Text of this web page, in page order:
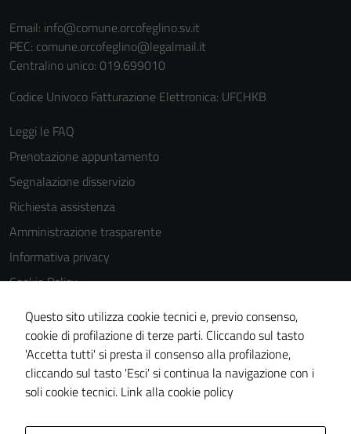
Email: info@comune.orcofeglino.sv.it
PEC: comune.orcofeglino@legalmail.it
Centralino unico: 019.699010
Codice Univoco Fatturazione Elettronica: UFCHKB
Leggi le FAQ
Prenotazione appuntamento
Segnalazione disservizio
Richiesta assistenza
Amministrazione trasparente
Informativa privacy
Cookie Policy
Note legali
Dichiarazione di accessibilità
Piano di miglioramento del sito
Statistiche sito web
Questo sito utilizza cookie tecnici e, previo consenso,
cookie di profilazione di terze parti. Cliccando sul tasto
'Accetta tutti' si presta il consenso alla profilazione,
cliccando sul tasto 'Esci' si continua la navigazione con i
soli cookie tecnici. Link alla cookie policy